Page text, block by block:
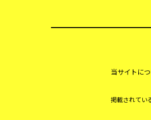
当サイトに
掲載されてい